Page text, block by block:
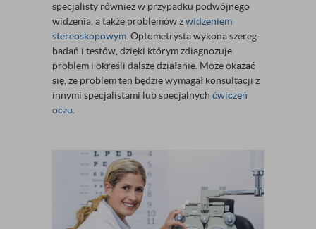
specjalisty również w przypadku podwójnego
widzenia, a także problemów zwidzeniem
stereoskopowym. Optometrysta wykona szereg
badań i testów, dzięki którym zdiagnozuje
problem i określi dalsze działanie. Może okazać
się, że problem ten będzie wymagał konsultacji z
innymi specjalistami lub specjalnych ćwiczeń
oczu.